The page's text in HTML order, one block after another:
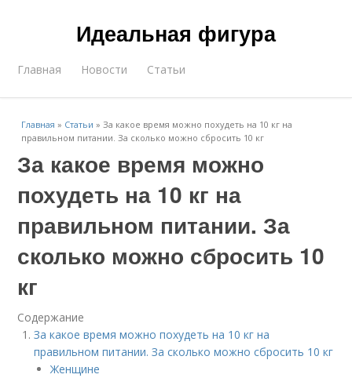
Идеальная фигура
Главная Новости Статьи
Главная » Статьи »За какое время можно похудеть на 10 кг на
правильном питании. За сколько можно сбросить 10 кг
За какое время можно
похудеть на 10 кг на
правильном питании. За
сколько можно сбросить 10
кг
Содержание
За какое время можно похудеть на 10 кг на
правильном питании. За сколько можно сбросить 10 кг
Женщине